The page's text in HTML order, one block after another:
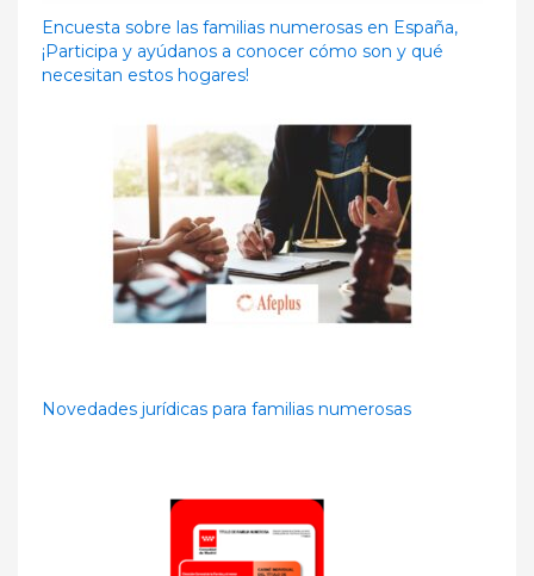
Encuesta sobre las familias numerosas en España,
¡Participa y ayúdanos a conocer cómo son y qué
necesitan estos hogares!
Novedades jurídicas para familias numerosas